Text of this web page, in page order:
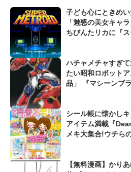
子ども心にときめ
「魅惑の美女キャ
ちびんたリカに『
ハチャメチャすぎ
たい昭和ロボット
品」 『マシーンブ
シール帳に懐かし
アイテム満載『
メキ大集合!ウチら
【無料漫画】かり